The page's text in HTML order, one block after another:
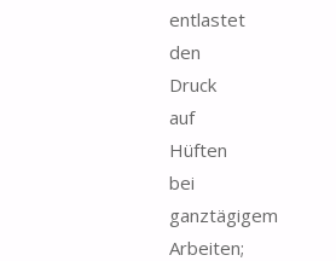
entlastet
den
Druck
auf
Hüften
bei
ganztägigem
Arbeiten;